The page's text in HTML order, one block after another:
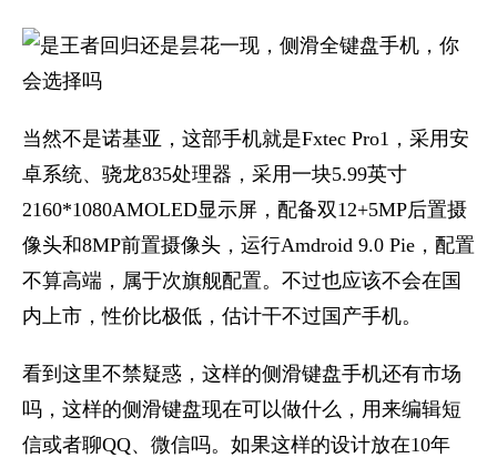
当然不是诺基亚，这部手机就是Fxtec Pro1，采用安
卓系统、骁龙835处理器，采用一块5.99英寸
2160*1080AMOLED显示屏，配备双12+5MP后置摄
像头和8MP前置摄像头，运行Amdroid 9.0 Pie，配置
不算高端，属于次旗舰配置。不过也应该不会在国
内上市，性价比极低，估计干不过国产手机。
看到这里不禁疑惑，这样的侧滑键盘手机还有市场
吗，这样的侧滑键盘现在可以做什么，用来编辑短
信或者聊QQ、微信吗。如果这样的设计放在10年